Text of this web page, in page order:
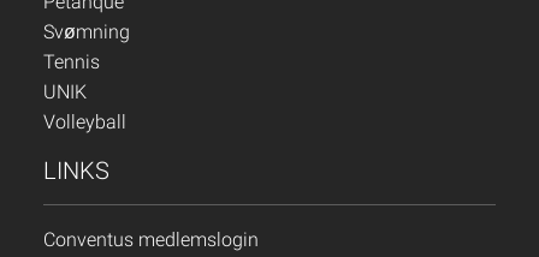
Svømning
Tennis
UNIK
Volleyball
LINKS
Conventus medlemslogin